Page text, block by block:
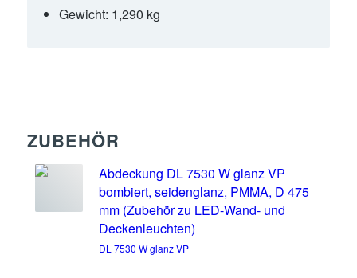
Gewicht: 1,290 kg
ZUBEHÖR
Abdeckung DL 7530 W glanz VP
bombiert, seidenglanz, PMMA, D 475
mm (Zubehör zu LED-Wand- und
Deckenleuchten)
DL 7530 W glanz VP